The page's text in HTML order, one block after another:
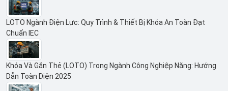
LOTO Ngành Điện Lực: Quy Trình & Thiết Bị Khóa An Toàn Đạt
Chuẩn IEC
Khóa Và Gắn Thẻ (LOTO) Trong Ngành Công Nghiệp Nặng: Hướng
Dẫn Toàn Diện 2025